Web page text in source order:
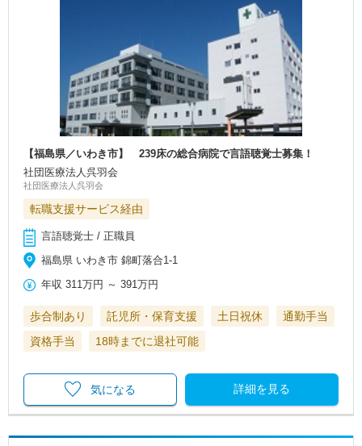
【福島県／いわき市】 239床の総合病院で言語聴覚士募集！
社団医療法人呉羽会
社団医療法人呉羽会
転職支援サービス経由
言語聴覚士 / 正職員
福島県 いわき市 錦町落合1-1
年収 311万円 ～391万円
歩合制あり 託児所・保育支援 土日祝休
通勤手当
資格手当
18時までに退社可能
詳細を見る
気になる